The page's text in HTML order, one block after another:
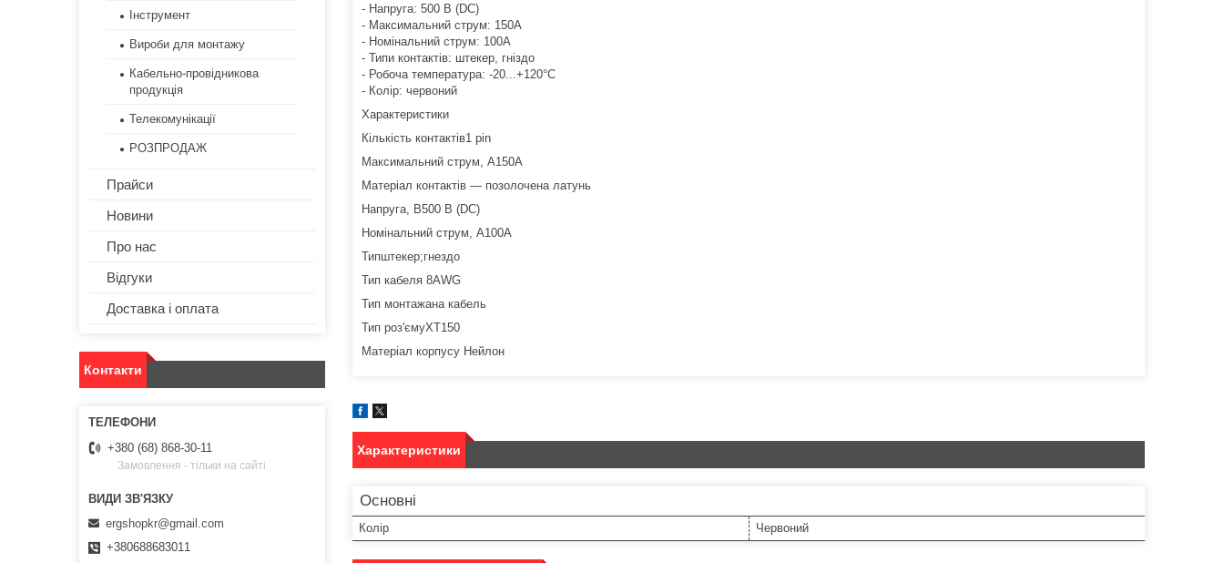
- Напруга: 500 В (DC)
- Максимальний струм: 150А
- Номінальний струм: 100А
- Типи контактів: штекер, гніздо
- Робоча температура: -20...+120°С
- Колір: червоний
Характеристики
Кількість контактів1 pin
Максимальний струм, А150А
Матеріал контактів — позолочена латунь
Напруга, В500 В (DC)
Номінальний струм, А100А
Типштекер;гнездо
Тип кабеля 8AWG
Тип монтажана кабель
Тип роз'ємуXT150
Матеріал корпусу Нейлон
Характеристики
Основні
Колір Червоний
Інструмент
Вироби для монтажу
Кабельно-провідникова
продукція
Телекомунікації
РОЗПРОДАЖ
Прайси
Новини
Про нас
Відгуки
Доставка і оплата
Контакти
+380 (68) 868-30-11
Замовлення - тільки на сайті
ergshopkr@gmail.com
+380688683011